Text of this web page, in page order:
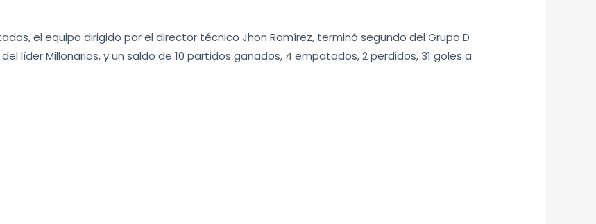
el equipo dirigido por el director técnico Jhon Ramírez, terminó segundo del Grupo D
líder Millonarios, y un saldo de 10 partidos ganados, 4 empatados, 2 perdidos, 31 goles a